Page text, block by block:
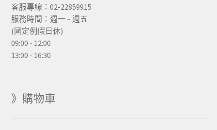
客服專線：02-22859915
服務時間：週一 ~ 週五
(國定例假日休)
09:00 - 12:00
13:00 - 16:30
》購物車